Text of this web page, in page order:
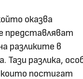
оказва
представляват
разликите в
разлика,
които постигат